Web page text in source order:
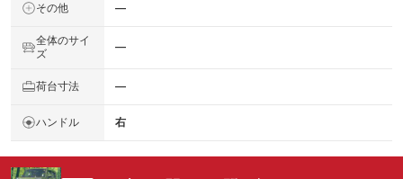
その他 ―
全体のサイ
ズ
―
荷台寸法 ―
ハンドル 右